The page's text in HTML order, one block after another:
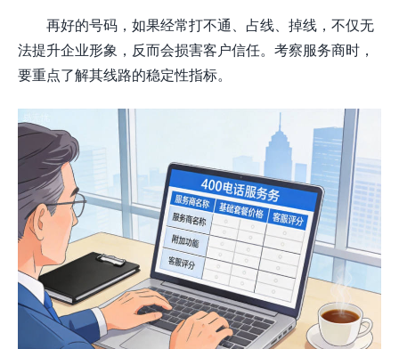
再好的号码，如果经常打不通、占线、掉线，不仅无
法提升企业形象，反而会损害客户信任。考察服务商时，
要重点了解其线路的稳定性指标。